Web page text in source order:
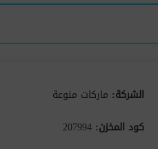
الشركة: ماركات منوعة
كود المخزن: 207994